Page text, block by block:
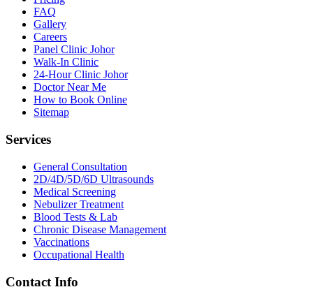
FAQ
Gallery
Careers
Panel Clinic Johor
Walk-In Clinic
24-Hour Clinic Johor
Doctor Near Me
How to Book Online
Sitemap
Services
General Consultation
2D/4D/5D/6D Ultrasounds
Medical Screening
Nebulizer Treatment
Blood Tests & Lab
Chronic Disease Management
Vaccinations
Occupational Health
Contact Info